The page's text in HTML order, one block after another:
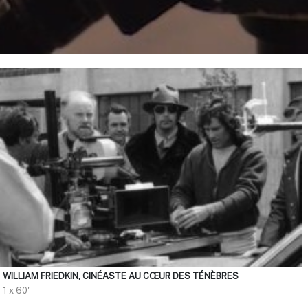
WILLIAM FRIEDKIN, CINÉASTE AU CŒUR DES TÉNÈBRES
1 x 60'